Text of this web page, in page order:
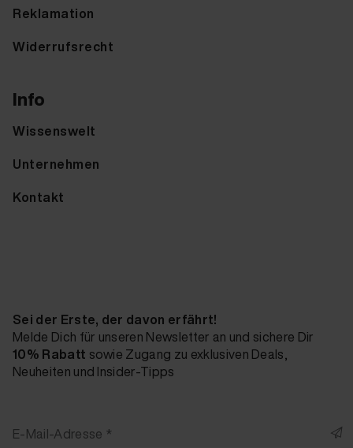
Reklamation
Widerrufsrecht
Info
Wissenswelt
Unternehmen
Kontakt
Sei der Erste, der davon erfährt!
Melde Dich für unseren Newsletter an und sichere Dir
10% Rabatt sowie Zugang zu exklusiven Deals,
Neuheiten und Insider-Tipps
E-Mail-Adresse *